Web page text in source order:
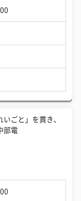
いごと」を貫き、
部電